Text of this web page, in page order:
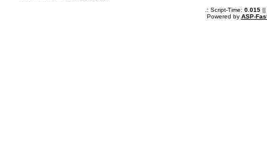
.: Script-Time: 0.015||
Powered by ASP-